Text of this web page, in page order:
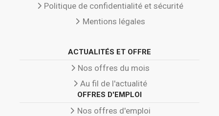
Politique de confidentialité et sécurité
Mentions légales
ACTUALITÉS ET OFFRE
Nos offres du mois
Au fil de l'actualité
OFFRES D'EMPLOI
Nos offres d'emploi